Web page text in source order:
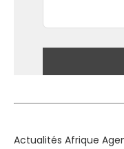
Actualités Afrique